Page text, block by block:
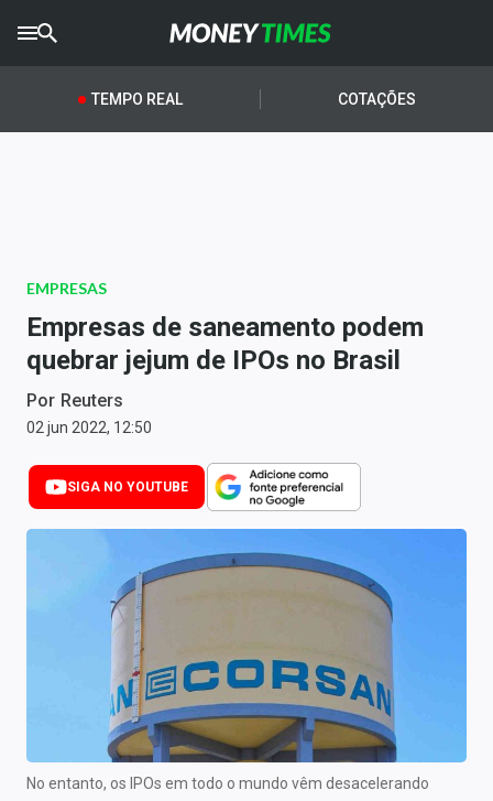
CRYPTOTIMES
AGROTIMES
Newsletters
Money Trader
Anuncie
Últimas Notícias
Newsletters
Comprar ou vender?
Carteiras Recomendadas
Central de Dividendos
Central de Fundos Imobiliários
TEMPO REAL COTAÇÕES
EMPRESAS
Empresas de saneamento podem
quebrar jejum de IPOs no Brasil
Por Reuters
02 jun 2022, 12:50
SIGA NO YOUTUBE
No entanto, os IPOs em todo o mundo vêm desacelerando